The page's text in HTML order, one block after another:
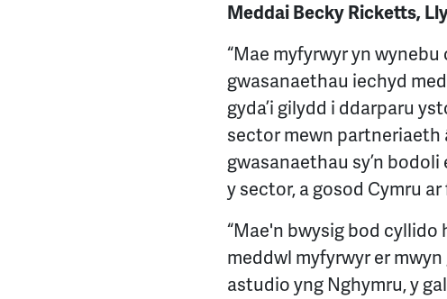
Meddai Becky Ricketts,
“Mae myfyrwyr yn
gwasanaethau iechyd
gyda’i gilydd i ddarparu
sector mewn partneriaeth
gwasanaethau sy’n
y sector, a gosod Cymru
“Mae'n bwysig bod cyllido
meddwl myfyrwyr er
astudio yng Nghymru, y